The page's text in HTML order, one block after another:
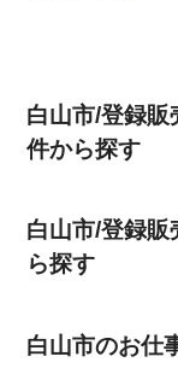
白山市/登録
件から探す
白山市/登録
ら探す
白山市のお仕